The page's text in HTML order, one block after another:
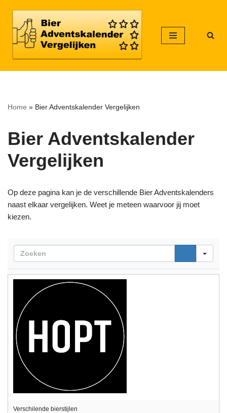
Meteen
naar
Home » Bier Adventskalender Vergelijken
Bier Adventskalender
Vergelijken
Op deze pagina kan je de verschillende Bier Adventskalenders
naast elkaar vergelijken. Weet je meteen waarvoor jij moet
kiezen.
Verschilende bierstijlen